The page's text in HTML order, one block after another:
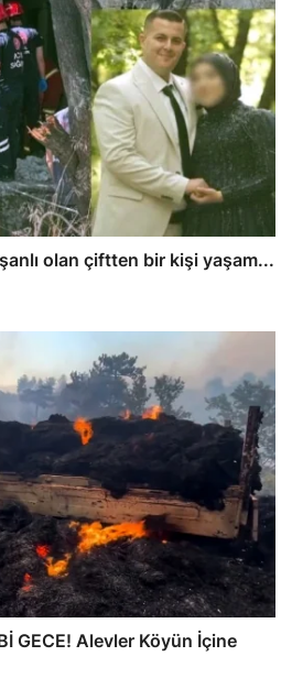
olan çiftten bir kişi yaşam...
GECE! Alevler Köyün İçine